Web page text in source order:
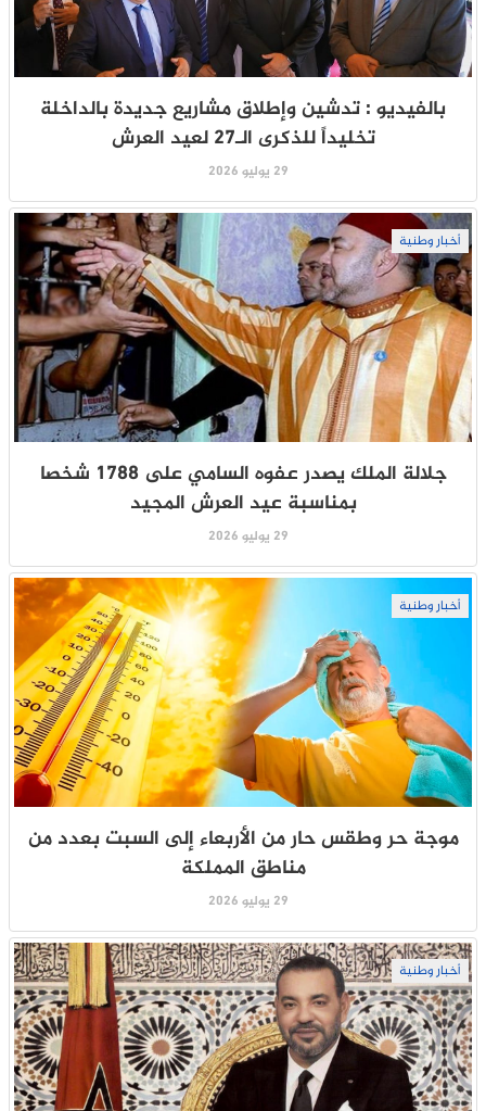
بالفيديو : تدشين وإطلاق مشاريع جديدة بالداخلة
تخليداً للذكرى الـ27 لعيد العرش
29 يوليو 2026
أخبار وطنية
جلالة الملك يصدر عفوه السامي على 1788 شخصا
بمناسبة عيد العرش المجيد
29 يوليو 2026
أخبار وطنية
موجة حر وطقس حار من الأربعاء إلى السبت بعدد من
مناطق المملكة
29 يوليو 2026
أخبار وطنية